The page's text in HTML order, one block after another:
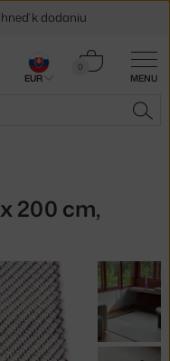
MENU
0
Košík
200 cm,
k dodaniu
tovaru
EUR